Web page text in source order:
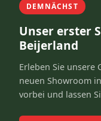
DEMNÄCHST
Unser erster
Beijerland
Erleben Sie unsere
neuen Showroom
vorbei und lassen